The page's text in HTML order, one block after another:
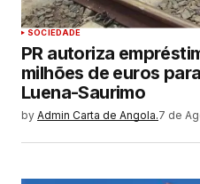
SOCIEDADE
PR autoriza
milhões de euros
Luena-Saurimo
by Admin Carta de Angola.7 de